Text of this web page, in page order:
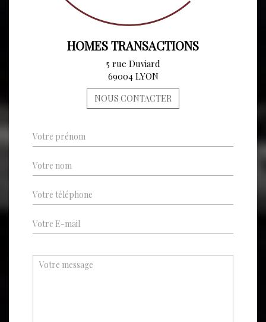
HOMES TRANSACTIONS
5 rue Duviard
69004 LYON
NOUS CONTACTER